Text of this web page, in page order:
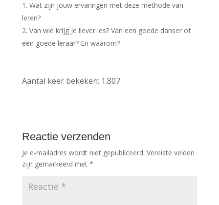
Wat zijn jouw ervaringen met deze methode van
leren?
Van wie krijg je liever les? Van een goede danser of
een goede leraar? En waarom?
Aantal keer bekeken: 1.807
Reactie verzenden
Je e-mailadres wordt niet gepubliceerd. Vereiste velden
zijn gemarkeerd met *